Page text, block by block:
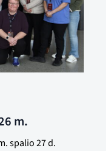
m.
spalio 27 d.